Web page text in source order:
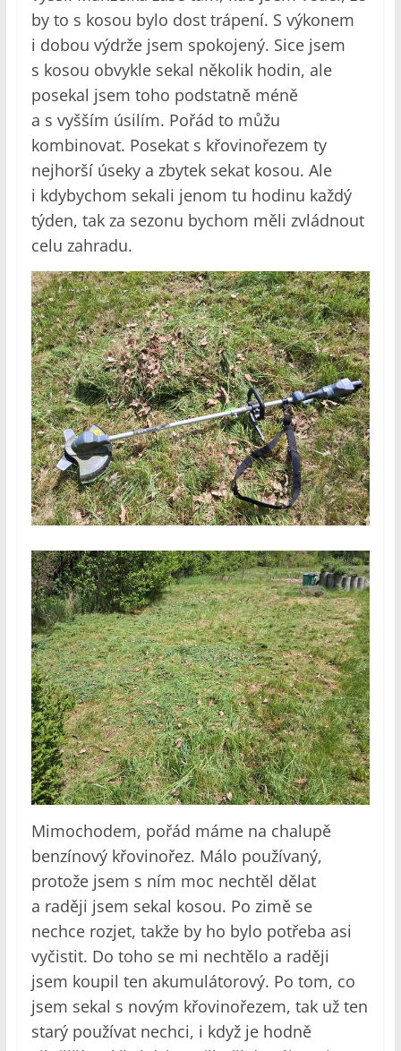
by to s kosou bylo dost trápení. S výkonem
i dobou výdrže jsem spokojený. Sice jsem
s kosou obvykle sekal několik hodin, ale
posekal jsem toho podstatně méně
a s vyšším úsilím. Pořád to můžu
kombinovat. Posekat s křovinořezem ty
nejhorší úseky a zbytek sekat kosou. Ale
i kdybychom sekali jenom tu hodinu každý
týden, tak za sezonu bychom měli zvládnout
celu zahradu.
Mimochodem, pořád máme na chalupě
benzínový křovinořez. Málo používaný,
protože jsem s ním moc nechtěl dělat
a raději jsem sekal kosou. Po zimě se
nechce rozjet, takže by ho bylo potřeba asi
vyčistit. Do toho se mi nechtělo a raději
jsem koupil ten akumulátorový. Po tom, co
jsem sekal s novým křovinořezem, tak už ten
starý používat nechci, i když je hodně